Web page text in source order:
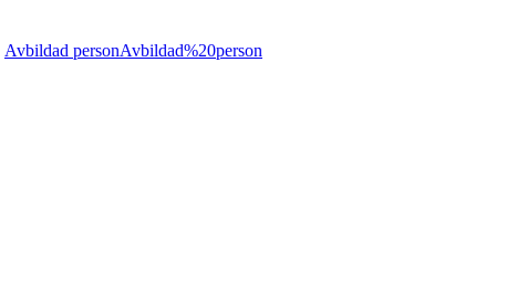
Avbildad personAvbildad%20person